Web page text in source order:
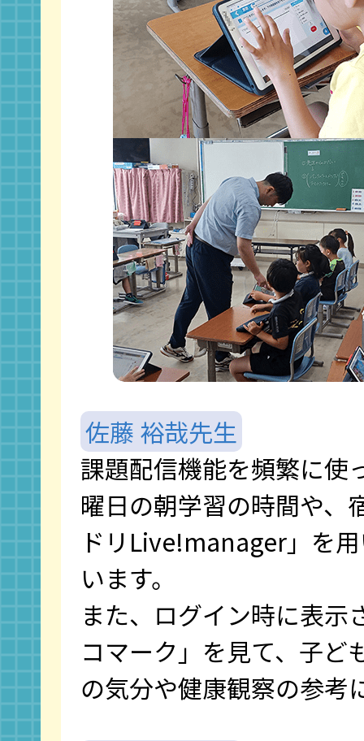
佐藤 裕哉先生
課題配信機能を頻繁に使
曜日の朝学習の時間や、
ドリLive!manager」を
います。
また、ログイン時に表示
コマーク」を見て、子ど
の気分や健康観察の参考